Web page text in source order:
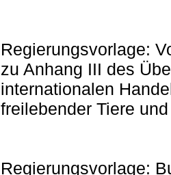
Regierungsvorlage:
zu Anhang III des
internationalen
freilebender Tiere
Regierungsvorlage: